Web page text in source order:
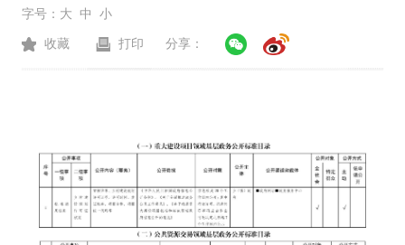
字号： 大 中 小
收藏 打印 分享：